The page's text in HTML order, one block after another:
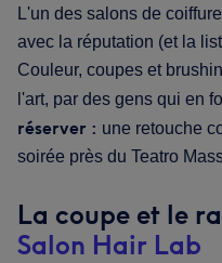
L'un des salons de
avec la réputation (et la
Couleur, coupes et
l'art, par des gens qui en
réserver : une retouche
soirée près du Teatro
La coupe et le
Salon Hair Lab